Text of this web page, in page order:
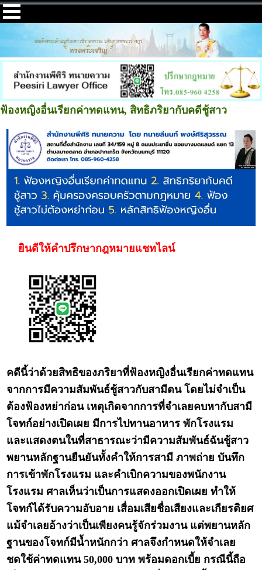
ฟ้องหญิงอื่นเรียกค่าทดแทน, สิทธิภริยากับคดีชู้สาว
ยินดีให้คำปรึกษากฎหมายแชทไลน์
คดีนี้ว่าด้วยสิทธิของภริยาที่ฟ้องหญิงอื่นเรียกค่าทดแทน
จากการมีความสัมพันธ์ชู้สาวกับสามีตน โดยไม่จำเป็น
ต้องฟ้องหย่าก่อน เหตุเกิดจากการที่จำเลยคบหากับสามี
โจทก์อย่างเปิดเผย มีการไปทานอาหาร พักโรงแรม
และแสดงตนในที่สาธารณะว่ามีความสัมพันธ์ฉันชู้สาว
พยานหลักฐานยืนยันทั้งคำให้การสามี ภาพถ่าย บันทึก
การเข้าพักโรงแรม และคำเบิกความของพนักงาน
โรงแรม ศาลเห็นว่าเป็นการแสดงออกเปิดเผย ทำให้
โจทก์ได้รับความอับอาย เสื่อมเสียชื่อเสียงและเกียรติยศ
แม้จำเลยอ้างว่าเป็นเพียงคนรู้จักร่วมงาน แต่พยานหลัก
ฐานของโจทก์มีน้ำหนักกว่า ศาลจึงกำหนดให้จำเลย
ชดใช้ค่าทดแทน 50,000 บาท พร้อมดอกเบี้ย กรณีนี้ถือ